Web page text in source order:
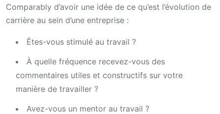
Comparably d’avoir une idée de ce qu’est l’évolution de
carrière au sein d’une entreprise :
Êtes-vous stimulé au travail ?
À quelle fréquence recevez-vous des
commentaires utiles et constructifs sur votre
manière de travailler ?
Avez-vous un mentor au travail ?